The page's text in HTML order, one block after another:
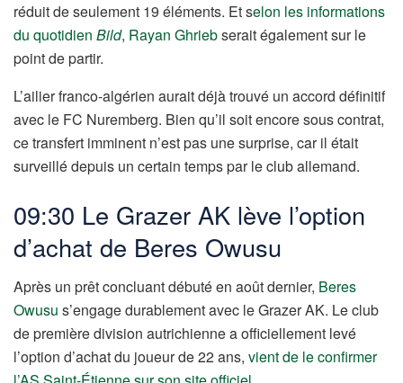
réduit de seulement 19 éléments. Et selon les informations
du quotidien Bild, Rayan Ghriebserait également sur le
point de partir.
L’ailier franco-algérien aurait déjà trouvé un accord définitif
avec le FC Nuremberg. Bien qu’il soit encore sous contrat,
ce transfert imminent n’est pas une surprise, car il était
surveillé depuis un certain temps par le club allemand.
09:30 Le Grazer AK lève l’option
d’achat de Beres Owusu
Après un prêt concluant débuté en août dernier, Beres
Owusu s’engage durablement avec le Grazer AK. Le club
de première division autrichienne a officiellement levé
l’option d’achat du joueur de 22 ans, vient de le confirmer